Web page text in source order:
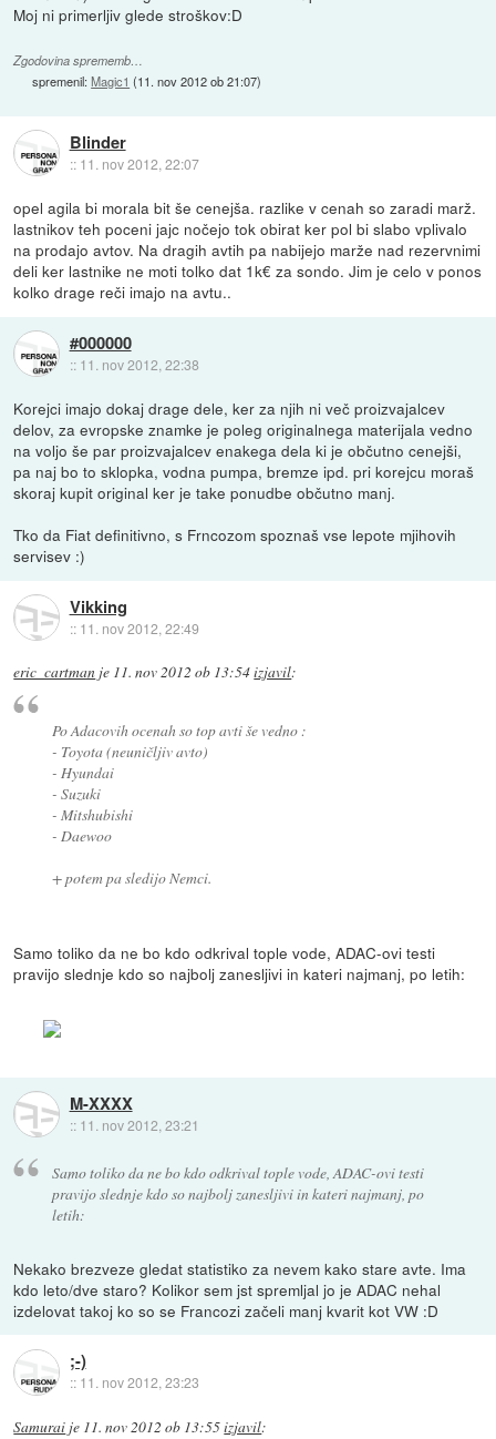
Moj ni primerljiv glede stroškov:D
Zgodovina sprememb…
spremenil:Magic1 (11. nov 2012 ob 21:07)
Blinder
:: 11. nov 2012, 22:07
opel agila bi morala bit še cenejša. razlike v cenah so zaradi marž.
lastnikov teh poceni jajc nočejo tok obirat ker pol bi slabo vplivalo
na prodajo avtov. Na dragih avtih pa nabijejo marže nad rezervnimi
deli ker lastnike ne moti tolko dat 1k€ za sondo. Jim je celo v ponos
kolko drage reči imajo na avtu..
#000000
:: 11. nov 2012, 22:38
Korejci imajo dokaj drage dele, ker za njih ni več proizvajalcev
delov, za evropske znamke je poleg originalnega materijala vedno
na voljo še par proizvajalcev enakega dela ki je občutno cenejši,
pa naj bo to sklopka, vodna pumpa, bremze ipd. pri korejcu moraš
skoraj kupit original ker je take ponudbe občutno manj.
Tko da Fiat definitivno, s Frncozom spoznaš vse lepote mjihovih
servisev :)
Vikking
:: 11. nov 2012, 22:49
eric_cartman je 11. nov 2012 ob 13:54izjavil:
Po Adacovih ocenah so top avti še vedno :
- Toyota (neuničljiv avto)
- Hyundai
- Suzuki
- Mitshubishi
- Daewoo
+ potem pa sledijo Nemci.
Samo toliko da ne bo kdo odkrival tople vode, ADAC-ovi testi
pravijo slednje kdo so najbolj zanesljivi in kateri najmanj, po letih:
M-XXXX
:: 11. nov 2012, 23:21
Samo toliko da ne bo kdo odkrival tople vode, ADAC-ovi testi
pravijo slednje kdo so najbolj zanesljivi in kateri najmanj, po
letih:
Nekako brezveze gledat statistiko za nevem kako stare avte. Ima
kdo leto/dve staro? Kolikor sem jst spremljal jo je ADAC nehal
izdelovat takoj ko so se Francozi začeli manj kvarit kot VW :D
;-)
:: 11. nov 2012, 23:23
Samurai je 11. nov 2012 ob 13:55izjavil: